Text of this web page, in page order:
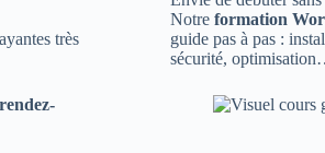
très
Notreformation
guide pas à pas :
sécurité,